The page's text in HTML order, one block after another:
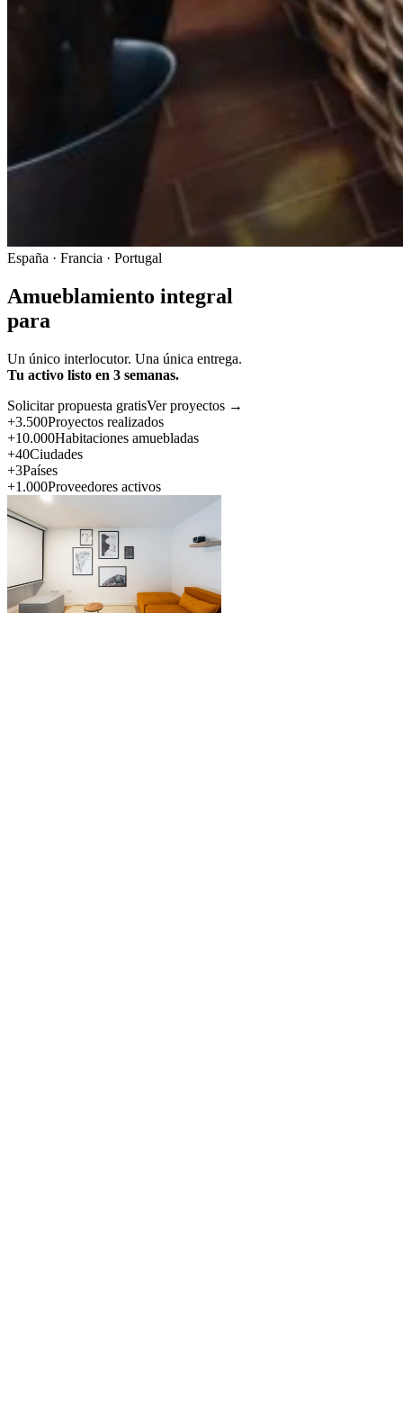
España · Francia · Portugal
Amueblamiento integral
para
Un único interlocutor. Una única entrega.
Tu activo listo en 3 semanas.
Solicitar propuesta gratisVer proyectos →
+3.500Proyectos realizados
+10.000Habitaciones amuebladas
+40Ciudades
+3Países
+1.000Proveedores activos